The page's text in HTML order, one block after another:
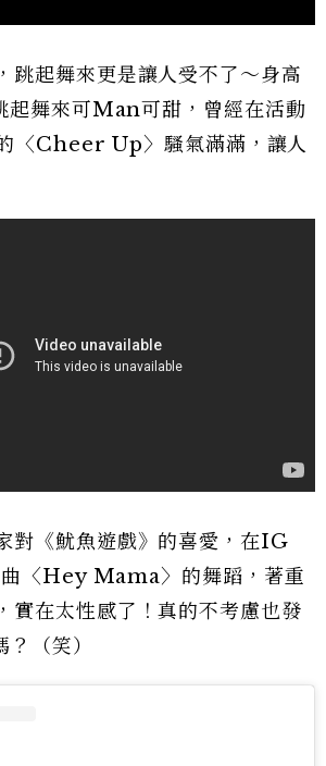
跳起舞來更是讓人受不了～身高
起舞來可Man可甜，曾經在活動
〈Cheer Up〉騷氣滿滿，讓人
對《魷魚遊戲》的喜愛，在IG
〈Hey Mama〉的舞蹈，著重
實在太性感了！真的不考慮也發
（笑）